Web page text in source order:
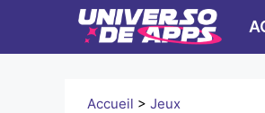
Accueil > Jeux